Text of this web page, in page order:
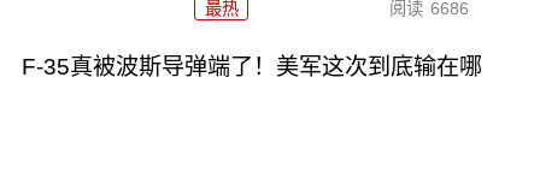
最热 阅读 6686
F-35真被波斯导弹端了！美军这次到底输在哪